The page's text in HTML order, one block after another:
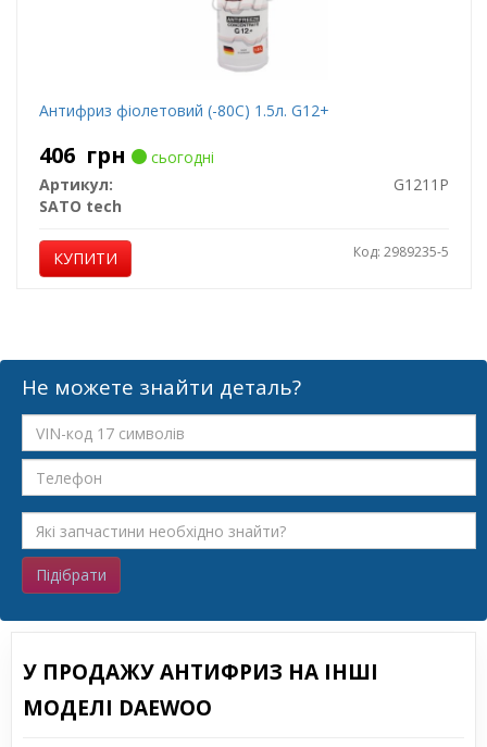
Антифриз фіолетовий (-80С) 1.5л. G12+
406 грн
сьогодні
Артикул:
G1211P
SATO tech
КУПИТИ Код: 2989235-5
Не можете знайти деталь?
Підібрати
У ПРОДАЖУ АНТИФРИЗ НА ІНШІ
МОДЕЛІ DAEWOO